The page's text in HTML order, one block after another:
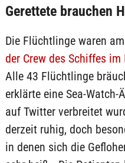
Gerettete brauchen
Die Flüchtlinge waren am
der Crew des Schiffes
Alle 43 Flüchtlinge
erklärte eine Sea-
auf Twitter verbreitet
derzeit ruhig, doch
in denen sich die